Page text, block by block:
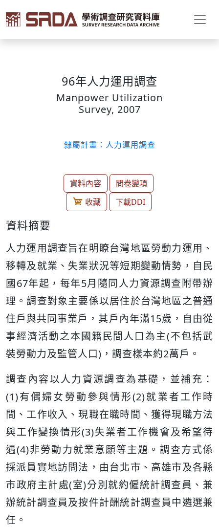
96年人力運用調查
Manpower Utilization
Survey, 2007
隸屬計畫：人力運用調查
資料內容
問卷變項
收藏
下載DDI
資料摘要
人力運用調查旨在明瞭台灣地區勞動力運用、
移轉及就業、失業狀況等短期變動情勢，自民
國67年起，每年5月隨同人力資源調查附帶辦
理。調查對象主要係以居住於台灣地區之普通
住戶與共同事業戶，其戶內年滿15歲，自由從
事經濟活動之本國籍民間人口為主(不包括武
裝勞動力及監管人口)，調查樣本約2萬戶。
調查內容以人力資源調查為基礎，並補充：
(1)有偶婦女勞動參與情形(2)就業者工作時
間、工作收入、現職在職時間、獲得現職方法
與工作變換情形(3)失業者工作機會及希望待
遇(4)非勞動力就業意願等主題。調查方式係
採派員實地訪問法，由台北市、高雄市及各縣
市政府主計處(室)分別就約僱統計調查員、兼
辦統計調查員及按件計酬統計調查員中遴選兼
任。